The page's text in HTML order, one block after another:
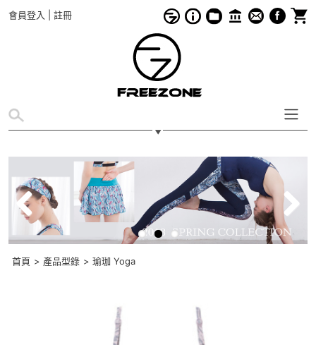
會員登入 註冊
Previous Next
首頁 > 產品型錄 > 瑜珈 Yoga